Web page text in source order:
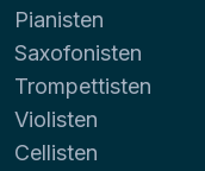
Pianisten
Saxofonisten
Trompettisten
Violisten
Cellisten